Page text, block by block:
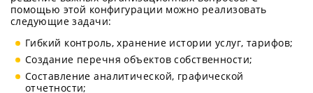
помощью этой конфигурации можно реализовать
следующие задачи:
Гибкий контроль, хранение истории услуг, тарифов;
Создание перечня объектов собственности;
Составление аналитической, графической
отчетности;